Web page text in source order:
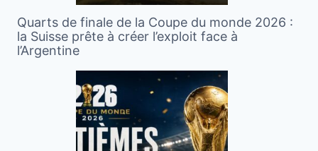
Quarts de finale de la Coupe du monde 2026 :
la Suisse prête à créer l’exploit face à
l’Argentine